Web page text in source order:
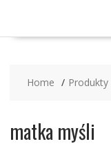
Home Produkty
matka myśli